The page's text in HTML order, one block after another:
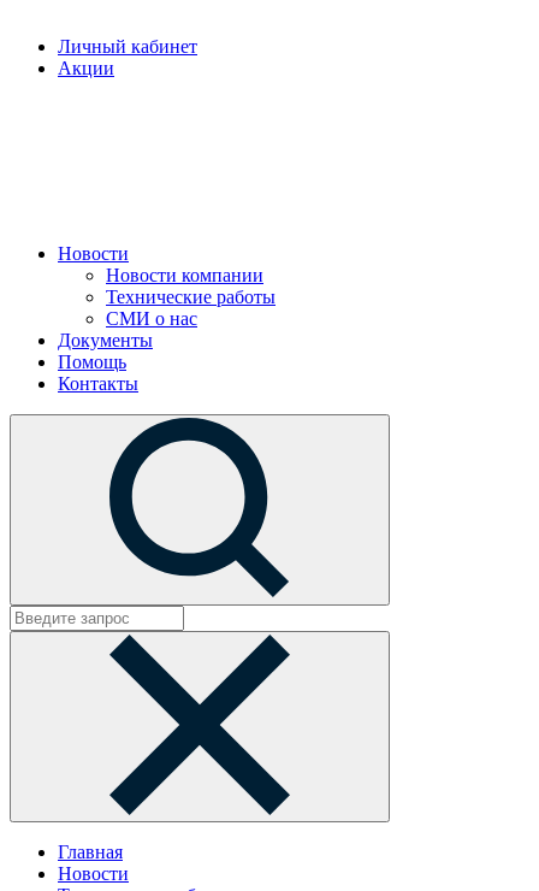
Личный кабинет
Акции
Новости
Новости компании
Технические работы
СМИ о нас
Документы
Помощь
Контакты
Главная
Новости